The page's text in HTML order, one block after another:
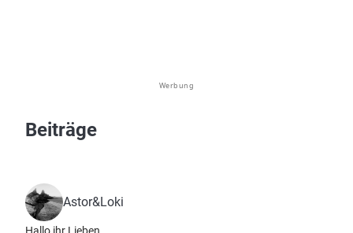
Werbung
Beiträge
Astor&Loki